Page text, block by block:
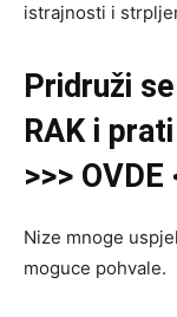
istrajnosti i
Pridruži
RAK i
>>> OVDE
Nize mnoge
moguce pohvale.